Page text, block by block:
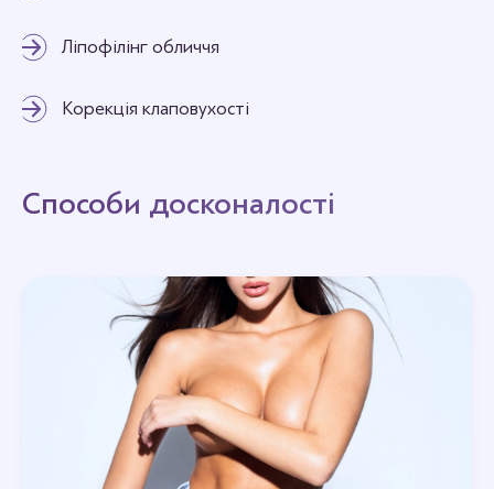
Ліпофілінг обличчя
Корекція клаповухості
Способи досконалості